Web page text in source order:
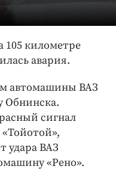
105 километре
авария.
автомашины ВАЗ
Обнинска.
сигнал
«Тойотой»,
удара ВАЗ
«Рено».